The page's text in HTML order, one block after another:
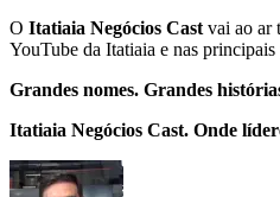
O Itatiaia Negócios Cast vai ao ar
YouTube da Itatiaia e nas
Grandes nomes. Grandes
Itatiaia Negócios Cast. Onde